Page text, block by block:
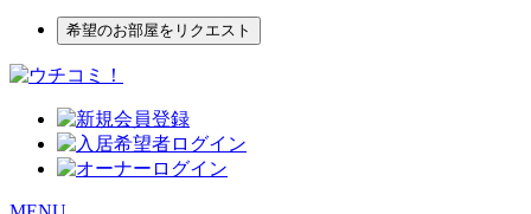
希望のお部屋をリクエスト